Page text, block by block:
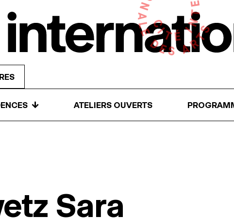
↓ ATELIERS OUVERTS
Sara